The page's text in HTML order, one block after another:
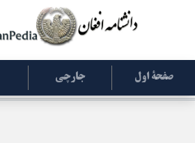
صفحۀ اول جارچی